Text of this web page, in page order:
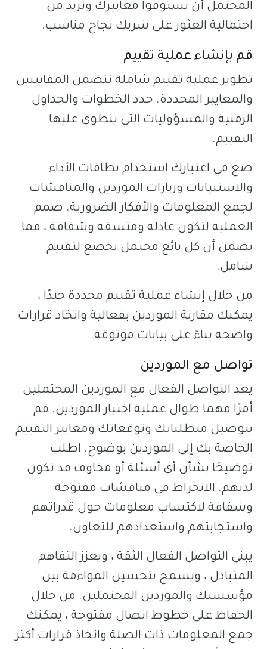
المحتمل أن يستوفوا معاييرك وتزيد من
احتمالية العثور على شريك نجاح مناسب.
قم بإنشاء عملية تقييم
تطوير عملية تقييم شاملة تتضمن المقاييس
والمعايير المحددة. حدد الخطوات والجداول
الزمنية والمسؤوليات التي ينطوي عليها
التقييم.
ضع في اعتبارك استخدام بطاقات الأداء
والاستبيانات وزيارات الموردين والمناقشات
لجمع المعلومات والأفكار الضرورية. صمم
العملية لتكون عادلة ومتسقة وشفافة ، مما
يضمن أن كل بائع محتمل يخضع لتقييم
شامل.
من خلال إنشاء عملية تقييم محددة جيدًا ،
يمكنك مقارنة الموردين بفعالية واتخاذ قرارات
واضحة بناءً على بيانات موثوقة.
تواصل مع الموردين
يعد التواصل الفعال مع الموردين المحتملين
أمرًا مهما طوال عملية اختيار الموردين. قم
بتوصيل متطلباتك وتوقعاتك ومعايير التقييم
الخاصة بك إلى الموردين بوضوح. اطلب
توضيحًا بشأن أي أسئلة أو مخاوف قد تكون
لديهم. الانخراط في مناقشات مفتوحة
وشفافة لاكتساب معلومات حول قدراتهم
واستجابتهم واستعدادهم للتعاون.
يبني التواصل الفعال الثقة ، ويعزز التفاهم
المتبادل ، ويسمح بتحسين المواءمة بين
مؤسستك والموردين المحتملين. من خلال
الحفاظ على خطوط اتصال مفتوحة ، يمكنك
جمع المعلومات ذات الصلة واتخاذ قرارات أكثر